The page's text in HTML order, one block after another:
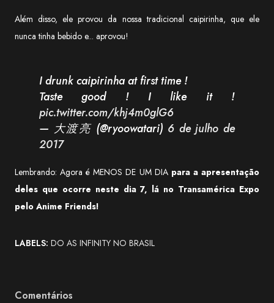
Além disso, ele provou da nossa tradicional caipirinha, que ele
nunca tinha bebido e... aprovou!
I drunk caipirinha at first time !
Taste good ! I like it !
pic.twitter.com/khj4m0glG6
— 大渡亮 (@ryoowatari) 6 de julho de
2017
Lembrando: Agora é MENOS DE UM DIA para a apresentação
deles que ocorre neste dia 7, lá no Transamérica Expo
pelo Anime Friends!
LABELS: DO AS INFINITY NO BRASIL
Comentários